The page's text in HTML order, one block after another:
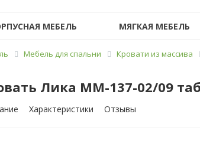
МЕБЕЛЬ МЯГКАЯ МЕБЕЛЬ
Мебель для спальни Кровати из массива
Лика ММ-137-02/09
Характеристики Отзывы